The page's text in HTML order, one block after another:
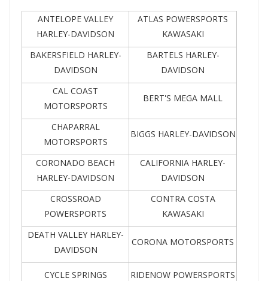
ANTELOPE VALLEY
HARLEY-DAVIDSON
ATLAS POWERSPORTS
KAWASAKI
BAKERSFIELD HARLEY-
DAVIDSON
BARTELS HARLEY-
DAVIDSON
CAL COAST
MOTORSPORTS
BERT'S MEGA MALL
CHAPARRAL
MOTORSPORTS
BIGGS HARLEY-DAVIDSON
CORONADO BEACH
HARLEY-DAVIDSON
CALIFORNIA HARLEY-
DAVIDSON
CROSSROAD
POWERSPORTS
CONTRA COSTA
KAWASAKI
DEATH VALLEY HARLEY-
DAVIDSON
CORONA MOTORSPORTS
CYCLE SPRINGS RIDENOW POWERSPORTS